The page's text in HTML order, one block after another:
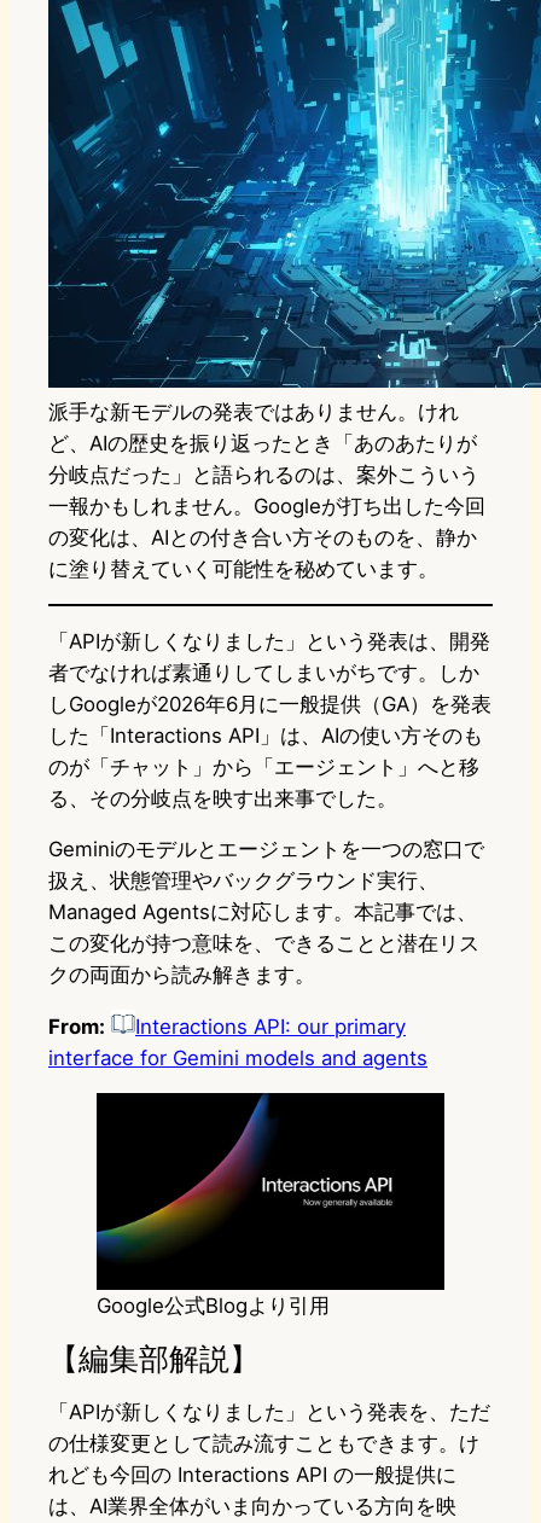
o
k
y
o
o
k
n
a
派手な新モデルの発表ではありません。けれ
ど、AIの歴史を振り返ったとき「あのあたりが
分岐点だった」と語られるのは、案外こういう
一報かもしれません。Googleが打ち出した今回
の変化は、AIとの付き合い方そのものを、静か
に塗り替えていく可能性を秘めています。
「APIが新しくなりました」という発表は、開発
者でなければ素通りしてしまいがちです。しか
しGoogleが2026年6月に一般提供（GA）を発表
した「Interactions API」は、AIの使い方そのも
のが「チャット」から「エージェント」へと移
る、その分岐点を映す出来事でした。
Geminiのモデルとエージェントを一つの窓口で
扱え、状態管理やバックグラウンド実行、
Managed Agentsに対応します。本記事では、
この変化が持つ意味を、できることと潜在リス
クの両面から読み解きます。
From:
Interactions API: our primary
interface for Gemini models and agents
Google公式Blogより引用
【編集部解説】
「APIが新しくなりました」という発表を、ただ
の仕様変更として読み流すこともできます。け
れども今回の Interactions API の一般提供に
は、AI業界全体がいま向かっている方向を映